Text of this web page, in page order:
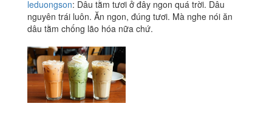
leduongson: Dâu tằm tươi ở đây ngon quá trời. Dâu
nguyên trái luôn. Ăn ngon, đúng tươi. Mà nghe nói ăn
dâu tằm chống lão hóa nữa chứ.